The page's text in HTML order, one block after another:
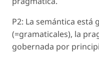
P2: La semántica
(=gramaticales), la
gobernada por